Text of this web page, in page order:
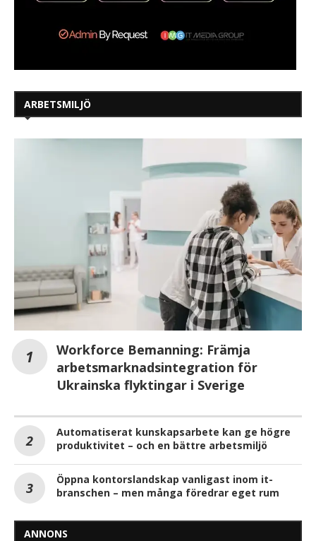
ARBETSMILJÖ
Workforce Bemanning: Främja
arbetsmarknadsintegration för
Ukrainska flyktingar i Sverige
Automatiserat kunskapsarbete kan ge högre
produktivitet – och en bättre arbetsmiljö
Öppna kontorslandskap vanligast inom it-
branschen – men många föredrar eget rum
ANNONS